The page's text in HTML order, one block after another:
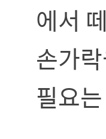
에서
손가
필요